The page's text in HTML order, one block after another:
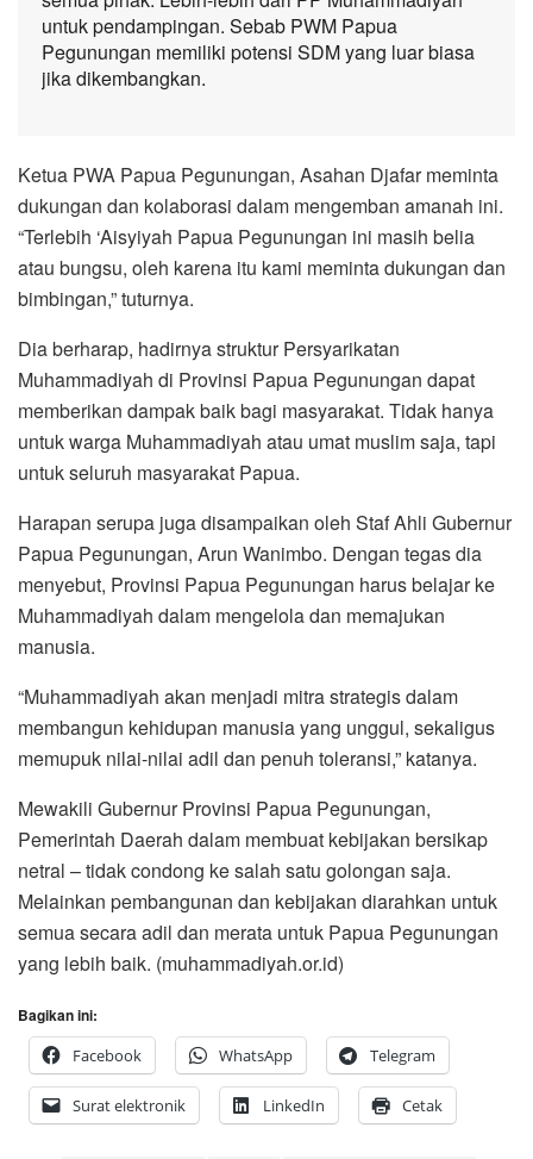
untuk pendampingan. Sebab PWM Papua
Pegunungan memiliki potensi SDM yang luar biasa
jika dikembangkan.
Ketua PWA Papua Pegunungan, Asahan Djafar meminta
dukungan dan kolaborasi dalam mengemban amanah ini.
“Terlebih ‘Aisyiyah Papua Pegunungan ini masih belia
atau bungsu, oleh karena itu kami meminta dukungan dan
bimbingan,” tuturnya.
Dia berharap, hadirnya struktur Persyarikatan
Muhammadiyah di Provinsi Papua Pegunungan dapat
memberikan dampak baik bagi masyarakat. Tidak hanya
untuk warga Muhammadiyah atau umat muslim saja, tapi
untuk seluruh masyarakat Papua.
Harapan serupa juga disampaikan oleh Staf Ahli Gubernur
Papua Pegunungan, Arun Wanimbo. Dengan tegas dia
menyebut, Provinsi Papua Pegunungan harus belajar ke
Muhammadiyah dalam mengelola dan memajukan
manusia.
“Muhammadiyah akan menjadi mitra strategis dalam
membangun kehidupan manusia yang unggul, sekaligus
memupuk nilai-nilai adil dan penuh toleransi,” katanya.
Mewakili Gubernur Provinsi Papua Pegunungan,
Pemerintah Daerah dalam membuat kebijakan bersikap
netral – tidak condong ke salah satu golongan saja.
Melainkan pembangunan dan kebijakan diarahkan untuk
semua secara adil dan merata untuk Papua Pegunungan
yang lebih baik. (muhammadiyah.or.id)
Bagikan ini:
Facebook
WhatsApp Telegram
Surat elektronik LinkedIn Cetak